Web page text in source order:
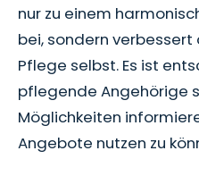
nur zu einem
bei, sondern
Pflege selbst. Es ist
pflegende Angehörige
Möglichkeiten
Angebote nutzen zu